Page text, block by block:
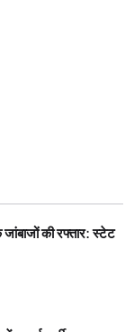
की रफ्तार: स्टेट